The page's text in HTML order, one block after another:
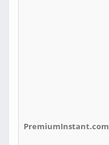
PremiumInstant.com